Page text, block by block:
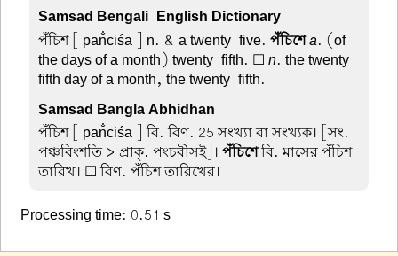
Samsad Bengali-English Dictionary
পঁচিশ[ pan̐ciśa ] n. & a twenty-five.পঁচিশেa. (of
the days of a month) twenty-fifth. ☐n. the twenty-
fifth day of a month, the twenty-fifth.
Samsad Bangla Abhidhan
পঁচিশ[ pan̐ciśa ] বি. বিণ. 25 সংখ্যা বা সংখ্যক। [সং.
পঞ্চবিংশতি > প্রাকৃ. পংচবীসই]।পঁচিশেবি. মাসের পঁচিশ
তারিখ। ☐ বিণ. পঁচিশ তারিখের।
Processing time: 0.51 s